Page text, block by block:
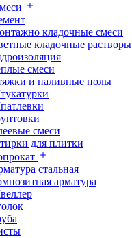
кладочные смеси
кладочные растворы
смеси
и наливные полы
смеси
для плитки
стальная
арматура